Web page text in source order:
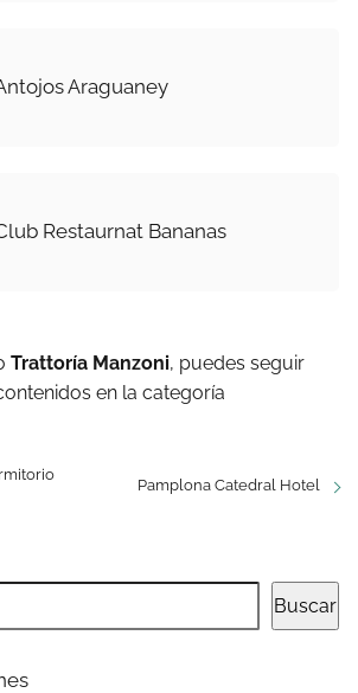
Araguaney
Restaurnat Bananas
Trattoría Manzoni, puedes seguir
en la categoría
Pamplona Catedral Hotel
Buscar